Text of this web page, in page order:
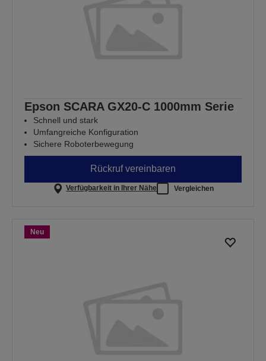
Epson SCARA GX20-C 1000mm Serie
Schnell und stark
Umfangreiche Konfiguration
Sichere Roboterbewegung
Rückruf vereinbaren
Verfügbarkeit in Ihrer Nähe Vergleichen
Neu